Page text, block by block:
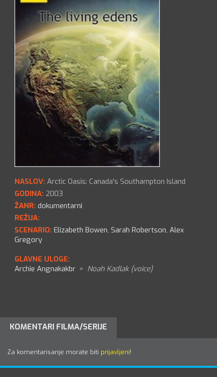
NASLOV: Arctic Oasis: Canada's Southampton Island
GODINA: 2003
ŽANR: dokumentarni
REŽIJA:
SCENARIO: Elizabeth Bowen, Sarah Robertson, Alex
Gregory
GLAVNE ULOGE:
Archie Angnakakbr > Noah Kadlak (voice)
KOMENTARI FILMA/SERIJE
Za komentarisanje morate biti prijavljeni!